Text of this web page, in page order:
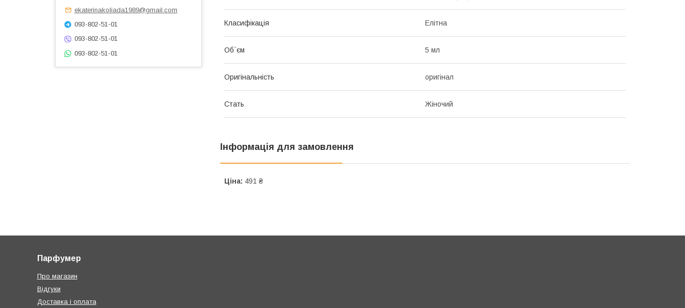
Класифікація Елітна
Об`єм 5 мл
Оригінальність оригінал
Стать Жіночий
Інформація для замовлення
Ціна: 491 ₴
ekaterinakoliada1989@gmail.com
093-802-51-01
093-802-51-01
093-802-51-01
Парфумер
Про магазин
Відгуки
Доставка і оплата